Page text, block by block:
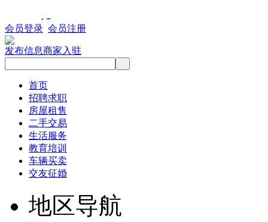
会员登录 会员注册
发布信息商家入驻
首页
招聘求职
房屋租售
二手交易
生活服务
教育培训
车辆买卖
交友征婚
地区导航